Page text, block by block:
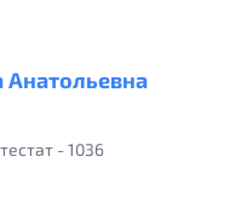
- 1036